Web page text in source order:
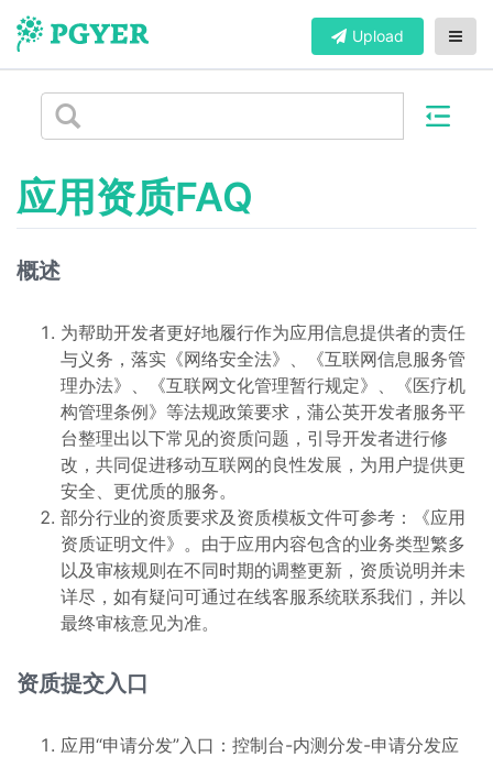
Upload
应用资质FAQ
概述
为帮助开发者更好地履行作为应用信息提供者的责任
与义务，落实《网络安全法》、《互联网信息服务管
理办法》、《互联网文化管理暂行规定》、《医疗机
构管理条例》等法规政策要求，蒲公英开发者服务平
台整理出以下常见的资质问题，引导开发者进行修
改，共同促进移动互联网的良性发展，为用户提供更
安全、更优质的服务。
部分行业的资质要求及资质模板文件可参考：《应用
资质证明文件》。由于应用内容包含的业务类型繁多
以及审核规则在不同时期的调整更新，资质说明并未
详尽，如有疑问可通过在线客服系统联系我们，并以
最终审核意见为准。
资质提交入口
应用“申请分发”入口：控制台-内测分发-申请分发应